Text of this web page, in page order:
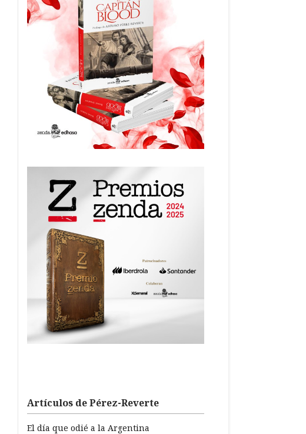
Artículos de Pérez-Reverte
El día que odié a la Argentina